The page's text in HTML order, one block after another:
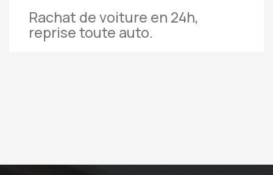
Rachat de voiture en 24h,
reprise toute auto.